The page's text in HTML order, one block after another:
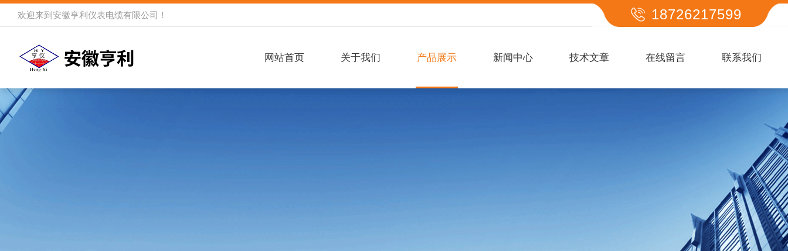
欢迎来到 安徽亨利仪表电缆有限公司 ！ 18726217599
网站首页 关于我们 产品展示 新闻中心 技术文章 在线留言 联系我们